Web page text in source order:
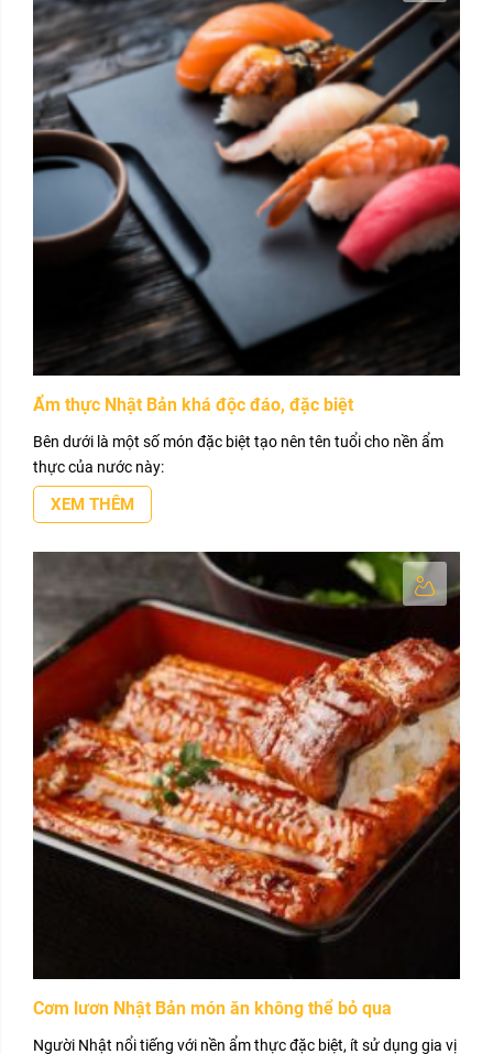
Ẩm thực Nhật Bản khá độc đáo, đặc biệt
Bên dưới là một số món đặc biệt tạo nên tên tuổi cho nền ẩm
thực của nước này:
XEM THÊM
Cơm lươn Nhật Bản món ăn không thể bỏ qua
Người Nhật nổi tiếng với nền ẩm thực đặc biệt, ít sử dụng gia vị